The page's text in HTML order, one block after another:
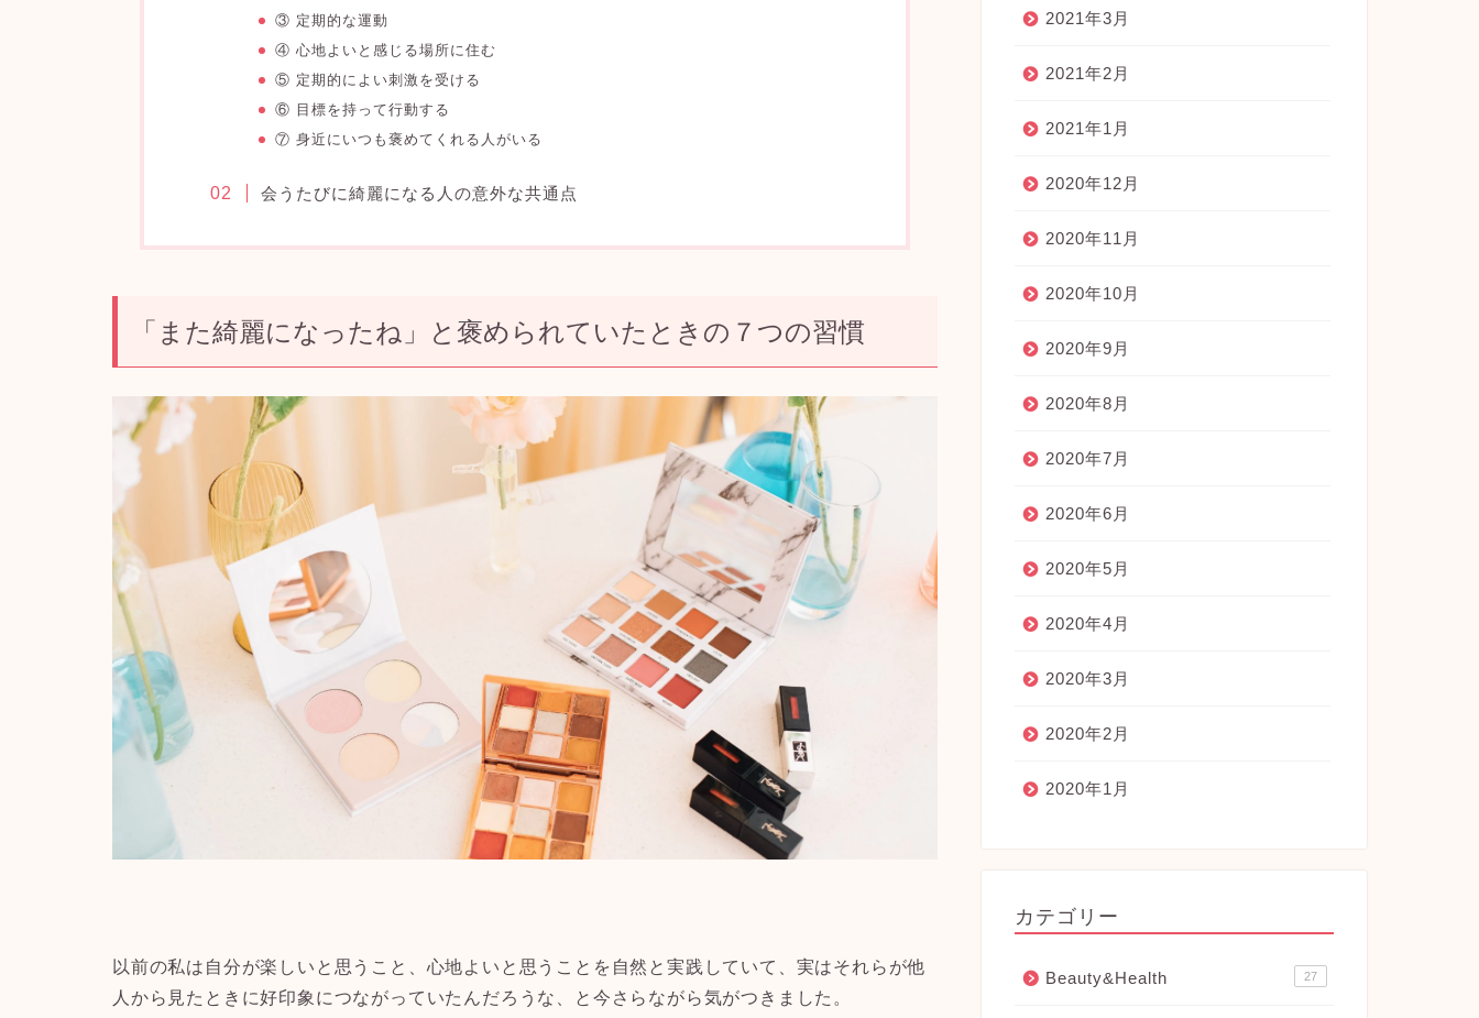
③ 定期的な運動
④ 心地よいと感じる場所に住む
⑤ 定期的によい刺激を受ける
⑥ 目標を持って行動する
⑦ 身近にいつも褒めてくれる人がいる
会うたびに綺麗になる人の意外な共通点
「また綺麗になったね」と褒められていたときの７つの習慣
以前の私は 自分が楽しいと思うこと、心地よいと思うことを自然と実践していて、実はそれらが他
人から見たときに好印象につながっていた んだろうな、と今さらながら気がつきました。
2021年3月
2021年2月
2021年1月
2020年12月
2020年11月
2020年10月
2020年9月
2020年8月
2020年7月
2020年6月
2020年5月
2020年4月
2020年3月
2020年2月
2020年1月
カテゴリー
Beauty&Health 27